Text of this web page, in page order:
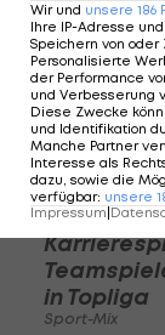
in Topliga
Sport-Mix
Wir und unsere 186
Ihre IP-Adresse
Speichern von
Personalisierte
der Performance
und Verbesserung
Diese Zwecke
und Identifikation
Manche Partner
Interesse als
dazu, sowie die
verfügbar: unsere
Impressum